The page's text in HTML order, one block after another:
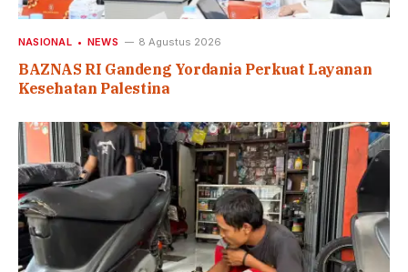
NASIONAL NEWS 8 Agustus 2026
BAZNAS RI Gandeng Yordania Perkuat Layanan
Kesehatan Palestina